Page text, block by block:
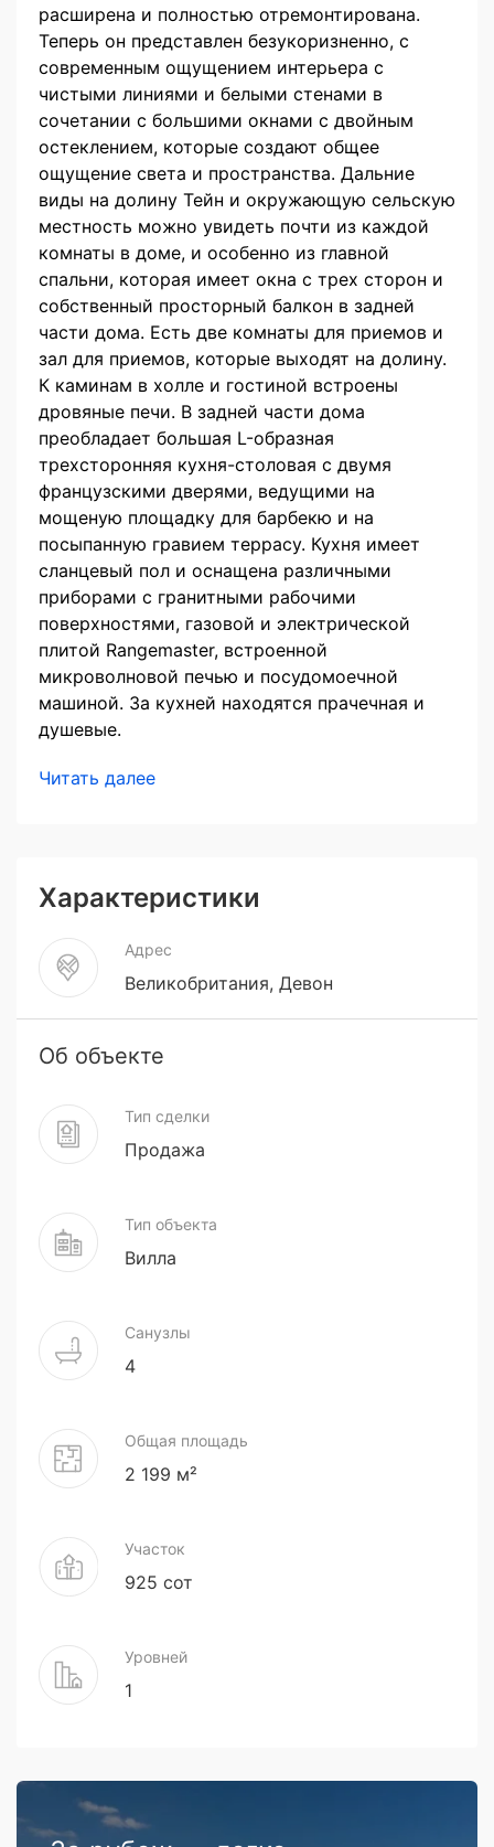
расширена и полностью отремонтирована.
Теперь он представлен безукоризненно, с
современным ощущением интерьера с
чистыми линиями и белыми стенами в
сочетании с большими окнами с двойным
остеклением, которые создают общее
ощущение света и пространства. Дальние
виды на долину Тейн и окружающую сельскую
местность можно увидеть почти из каждой
комнаты в доме, и особенно из главной
спальни, которая имеет окна с трех сторон и
собственный просторный балкон в задней
части дома. Есть две комнаты для приемов и
зал для приемов, которые выходят на долину.
К каминам в холле и гостиной встроены
дровяные печи. В задней части дома
преобладает большая L-образная
трехсторонняя кухня-столовая с двумя
французскими дверями, ведущими на
мощеную площадку для барбекю и на
посыпанную гравием террасу. Кухня имеет
сланцевый пол и оснащена различными
приборами с гранитными рабочими
поверхностями, газовой и электрической
плитой Rangemaster, встроенной
микроволновой печью и посудомоечной
машиной. За кухней находятся прачечная и
душевые.
Читать далее
Характеристики
Адрес
Великобритания, Девон
Об объекте
Тип сделки
Продажа
Тип объекта
Вилла
Санузлы
4
Общая площадь
2 199 м²
Участок
925 сот
Уровней
1